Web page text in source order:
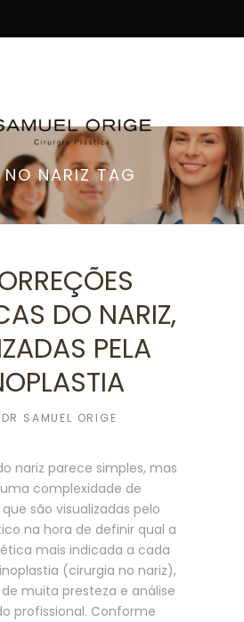
NARIZ TAG
DO NARIZ,
PELA
DR SAMUEL ORIGE
nariz parece simples, mas
complexidade de
são visualizadas pelo
na hora de definir qual a
mais indicada a cada
(cirurgia no nariz),
muita presteza e análise
profissional. Conforme